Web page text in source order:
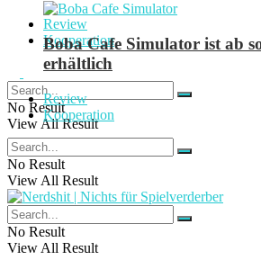
Review
Kooperation
No Result
View All Result
Boba Cafe Simulator ist ab
erhältlich
Review
Kooperation
No Result
View All Result
No Result
View All Result